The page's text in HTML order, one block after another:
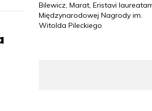
Bilewicz, Marat, Eristavi
Międzynarodowej Nagrody im.
Witolda Pileckiego